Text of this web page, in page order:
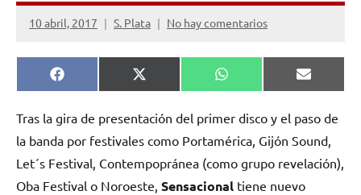
10 abril, 2017 S. Plata No hay comentarios
Compartir
en
Facebook
Compartir
en
X
(Twitter)
Compartir
en
WhatsApp
en
Email
Tras la gira de presentación del primer disco y el paso de
la banda por festivales como Portamérica, Gijón Sound,
Let´s Festival, Contempopránea (como grupo revelación),
Oba Festival o Noroeste, Sensacional tiene nuevo